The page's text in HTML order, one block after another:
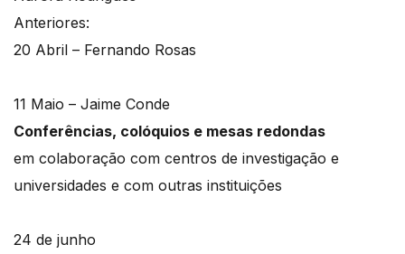
Anteriores:
20 Abril – Fernando Rosas
11 Maio – Jaime Conde
Conferências, colóquios e mesas redondas
em colaboração com centros de investigação e
universidades e com outras instituições
24 de junho